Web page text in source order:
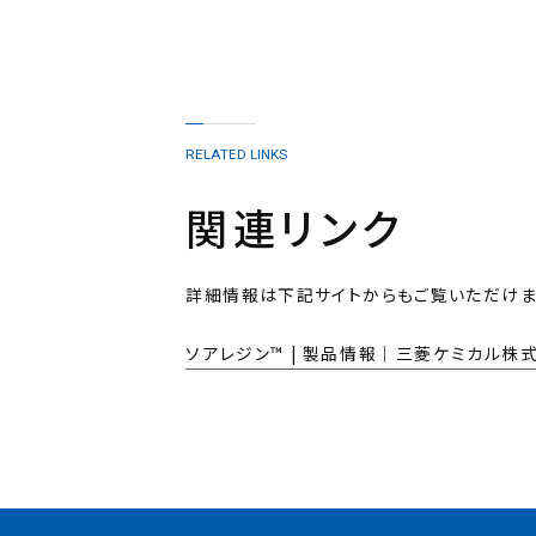
RELATED LINKS
関連リンク
詳細情報は下記サイトからもご覧いただけま
ソアレジン™ | 製品情報｜三菱ケミカル株